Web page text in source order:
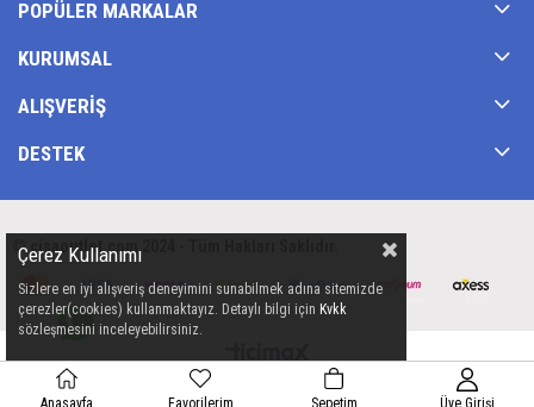
POPÜLER MARKALAR
KURUMSAL
ALIŞVERIŞ
DESTEK
© cisaoutlet.com 2024 - Tüm Hakları Saklıdır.
Çerez Kullanımı
Sizlere en iyi alışveriş deneyimini sunabilmek adına sitemizde
çerezler(cookies) kullanmaktayız. Detaylı bilgi için Kvkk
sözleşmesini inceleyebilirsiniz.
Anasayfa Favorilerim Sepetim